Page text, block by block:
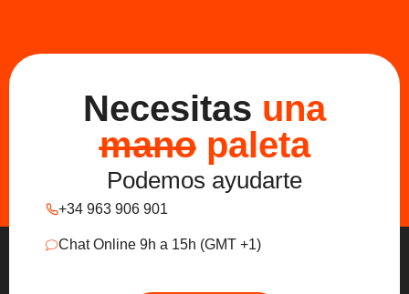
Necesitas una
manopaleta
Podemos ayudarte
+34 963 906 901
Chat Online 9h a 15h (GMT +1)